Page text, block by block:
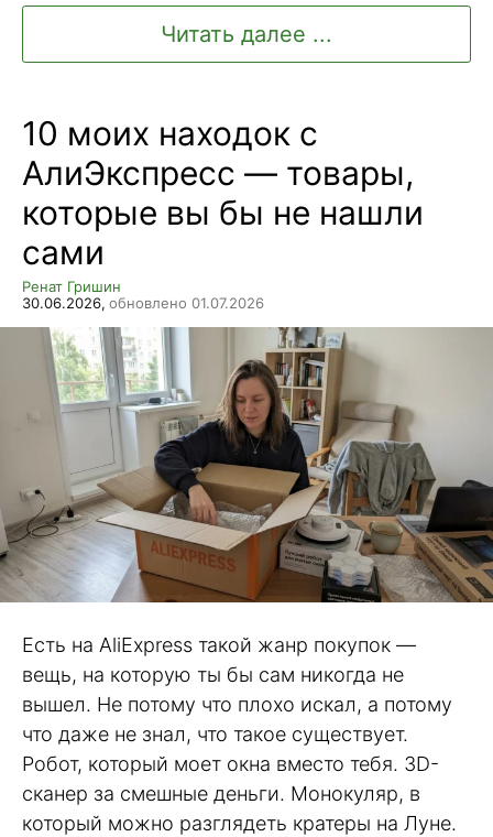
Читать далее ...
10 моих находок с
АлиЭкспресс — товары,
которые вы бы не нашли
сами
Ренат Гришин
30.06.2026, обновлено 01.07.2026
Есть на AliExpress такой жанр покупок —
вещь, на которую ты бы сам никогда не
вышел. Не потому что плохо искал, а потому
что даже не знал, что такое существует.
Робот, который моет окна вместо тебя. 3D-
сканер за смешные деньги. Монокуляр, в
который можно разглядеть кратеры на Луне.